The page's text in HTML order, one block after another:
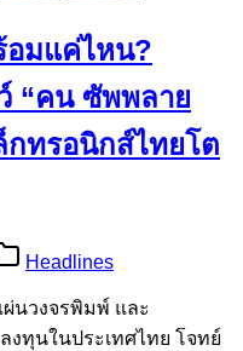
อมแค่ไหน?
“คน ซัพพลาย
กทรอนิกส์ไทยโต
Headlines
นวงจรพิมพ์ และ
งทุนในประเทศไทย โจทย์